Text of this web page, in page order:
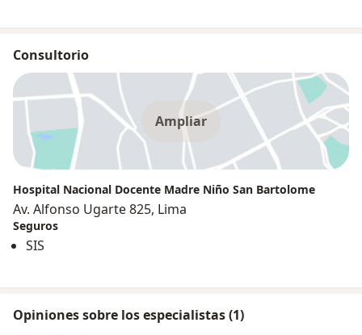
Consultorio
Ampliar
Hospital Nacional Docente Madre Niño San Bartolome
Av. Alfonso Ugarte 825, Lima
Seguros
SIS
Opiniones sobre los especialistas (1)